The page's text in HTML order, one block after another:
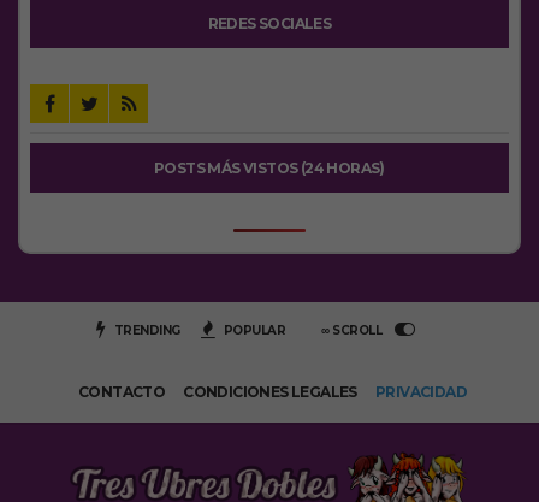
REDES SOCIALES
POSTS MÁS VISTOS (24 HORAS)
TRENDING POPULAR ∞ SCROLL
CONTACTO CONDICIONES LEGALES PRIVACIDAD